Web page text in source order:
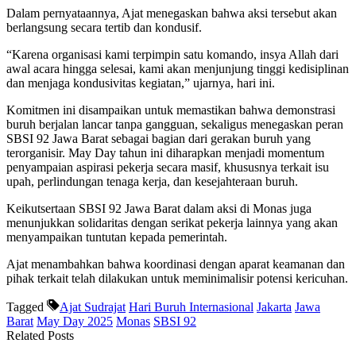
Dalam pernyataannya, Ajat menegaskan bahwa aksi tersebut akan
berlangsung secara tertib dan kondusif.
“Karena organisasi kami terpimpin satu komando, insya Allah dari
awal acara hingga selesai, kami akan menjunjung tinggi kedisiplinan
dan menjaga kondusivitas kegiatan,” ujarnya, hari ini.
Komitmen ini disampaikan untuk memastikan bahwa demonstrasi
buruh berjalan lancar tanpa gangguan, sekaligus menegaskan peran
SBSI 92 Jawa Barat sebagai bagian dari gerakan buruh yang
terorganisir. May Day tahun ini diharapkan menjadi momentum
penyampaian aspirasi pekerja secara masif, khususnya terkait isu
upah, perlindungan tenaga kerja, dan kesejahteraan buruh.
Keikutsertaan SBSI 92 Jawa Barat dalam aksi di Monas juga
menunjukkan solidaritas dengan serikat pekerja lainnya yang akan
menyampaikan tuntutan kepada pemerintah.
Ajat menambahkan bahwa koordinasi dengan aparat keamanan dan
pihak terkait telah dilakukan untuk meminimalisir potensi kericuhan.
Tagged Ajat Sudrajat Hari Buruh Internasional Jakarta Jawa
Barat May Day 2025 Monas SBSI 92
Related Posts